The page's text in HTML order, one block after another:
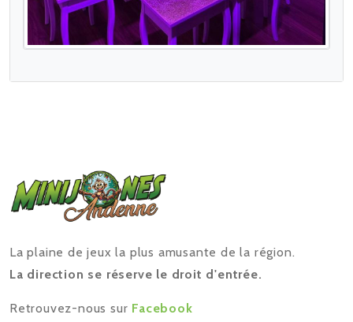
La plaine de jeux la plus amusante de la région.
La direction se réserve le droit d'entrée.
Retrouvez-nous sur Facebook